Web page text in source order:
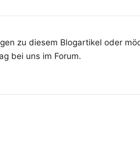
zu diesem Blogartikel oder
bei uns im Forum.